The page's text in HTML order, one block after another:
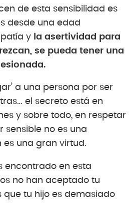
de esta sensibilidad es
desde una edad
y la asertividad para
se pueda tener una
a una persona por ser
el secreto está en
y sobre todo, en respetar
sensible no es una
es una gran virtud.
encontrado en esta
no han aceptado tu
que tu hijo es demasiado